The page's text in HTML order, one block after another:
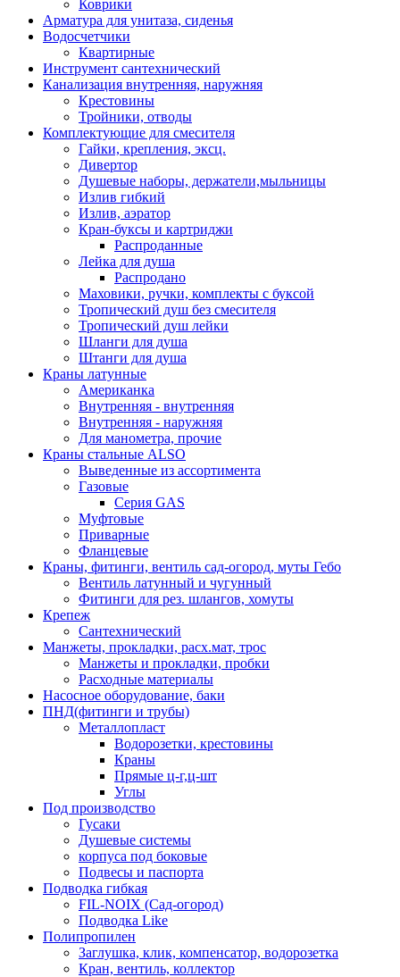
Коврики
Арматура для унитаза, сиденья
Водосчетчики
Квартирные
Инструмент сантехнический
Канализация внутренняя, наружняя
Крестовины
Тройники, отводы
Комплектующие для смесителя
Гайки, крепления, эксц.
Дивертор
Душевые наборы, держатели,мыльницы
Излив гибкий
Излив, аэратор
Кран-буксы и картриджи
Распроданные
Лейка для душа
Распродано
Маховики, ручки, комплекты с буксой
Тропический душ без смесителя
Тропический душ лейки
Шланги для душа
Штанги для душа
Краны латунные
Американка
Внутренняя - внутренняя
Внутренняя - наружняя
Для манометра, прочие
Краны стальные ALSO
Выведенные из ассортимента
Газовые
Серия GAS
Муфтовые
Приварные
Фланцевые
Краны, фитинги, вентиль сад-огород, муты Гебо
Вентиль латунный и чугунный
Фитинги для рез. шлангов, хомуты
Крепеж
Сантехнический
Манжеты, прокладки, расх.мат, трос
Манжеты и прокладки, пробки
Расходные материалы
Насосное оборудование, баки
ПНД(фитинги и трубы)
Металлопласт
Водорозетки, крестовины
Краны
Прямые ц-г,ц-шт
Углы
Под производство
Гусаки
Душевые системы
корпуса под боковые
Подвесы и паспорта
Подводка гибкая
FIL-NOIX (Сад-огород)
Подводка Like
Полипропилен
Заглушка, клик, компенсатор, водорозетка
Кран, вентиль, коллектор